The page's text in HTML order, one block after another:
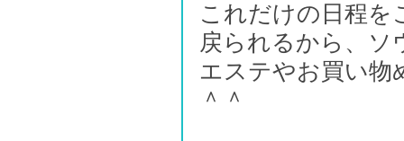
これだけの日程を
戻られるから、ソ
エステやお買い物
＾＾